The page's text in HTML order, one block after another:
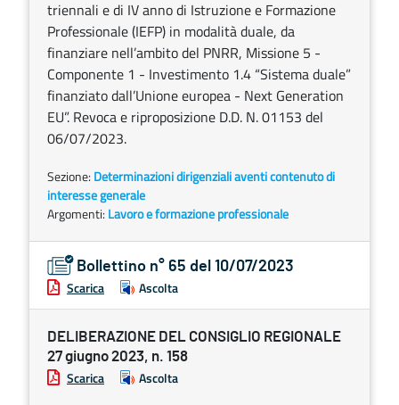
triennali e di IV anno di Istruzione e Formazione
Professionale (IEFP) in modalità duale, da
finanziare nell’ambito del PNRR, Missione 5 -
Componente 1 - Investimento 1.4 “Sistema duale”
finanziato dall’Unione europea - Next Generation
EU”. Revoca e riproposizione D.D. N. 01153 del
06/07/2023.
Sezione: Determinazioni dirigenziali aventi contenuto di
interesse generale
Argomenti: Lavoro e formazione professionale
Bollettino n° 65 del 10/07/2023
Scarica Ascolta
DELIBERAZIONE DEL CONSIGLIO REGIONALE
27 giugno 2023, n. 158
Scarica Ascolta